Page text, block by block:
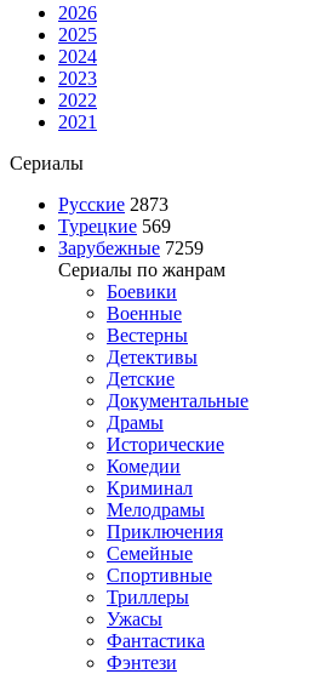
2026
2025
2024
2023
2022
2021
Сериалы
Русские 2873
Турецкие 569
Зарубежные 7259
Сериалы по жанрам
Боевики
Военные
Вестерны
Детективы
Детские
Документальные
Драмы
Исторические
Комедии
Криминал
Мелодрамы
Приключения
Семейные
Спортивные
Триллеры
Ужасы
Фантастика
Фэнтези